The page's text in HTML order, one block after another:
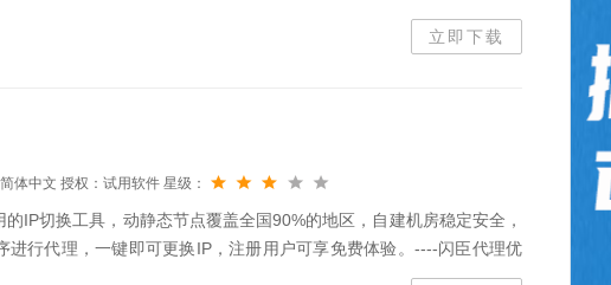
立即下载
体中文 授权：试用软件 星级：
IP切换工具，动静态节点覆盖全国90%的地区，自建机房稳定安全，
进行代理，一键即可更换IP，注册用户可享免费体验。----闪臣代理优
质IP资源，无限流量，操作简单，一键连接动静态节点覆盖超过全国...